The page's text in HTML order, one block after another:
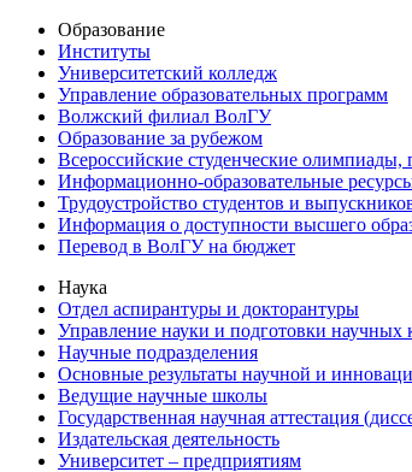
Образование
Институты
Университетский колледж
Управление образовательных программ
Волжский филиал ВолГУ
Образование за рубежом
Всероссийские студенческие
Информационно-образовательные
Трудоустройство студентов и
Информация о доступности высшего
Перевод в ВолГУ на бюджет
Наука
Отдел аспирантуры и докторантуры
Управление науки и подготовки научных
Научные подразделения
Основные результаты научной и
Ведущие научные школы
Государственная научная аттестация
Издательская деятельность
Университет – предприятиям